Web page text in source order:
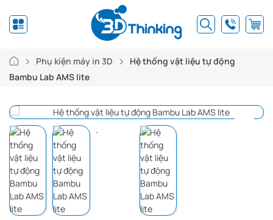
Phụ kiện máy in 3D
Hệ thống vật liệu tự động
Bambu Lab AMS lite